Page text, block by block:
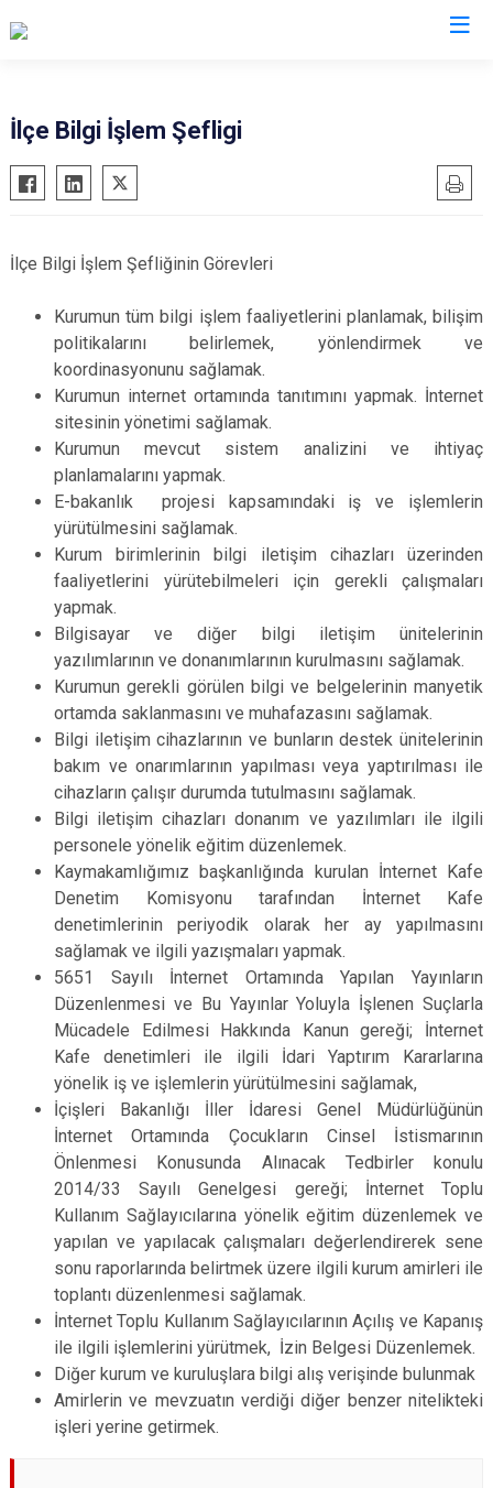
Alpu
Beylikova
Günyüzü
Mahmudiye
Seyitgazi
Sivrihisar
Odunpazarı
Tepebaşı
İlçe Bilgi İşlem Şefligi
İlçe Bilgi İşlem Şefliğinin Görevleri
Kurumun tüm bilgi işlem faaliyetlerini planlamak, bilişim
politikalarını belirlemek, yönlendirmek ve
koordinasyonunu sağlamak.
Kurumun internet ortamında tanıtımını yapmak. İnternet
sitesinin yönetimi sağlamak.
Kurumun mevcut sistem analizini ve ihtiyaç
planlamalarını yapmak.
E-bakanlık projesi kapsamındaki iş ve işlemlerin
yürütülmesini sağlamak.
Kurum birimlerinin bilgi iletişim cihazları üzerinden
faaliyetlerini yürütebilmeleri için gerekli çalışmaları
yapmak.
Bilgisayar ve diğer bilgi iletişim ünitelerinin
yazılımlarının ve donanımlarının kurulmasını sağlamak.
Kurumun gerekli görülen bilgi ve belgelerinin manyetik
ortamda saklanmasını ve muhafazasını sağlamak.
Bilgi iletişim cihazlarının ve bunların destek ünitelerinin
bakım ve onarımlarının yapılması veya yaptırılması ile
cihazların çalışır durumda tutulmasını sağlamak.
Bilgi iletişim cihazları donanım ve yazılımları ile ilgili
personele yönelik eğitim düzenlemek.
Kaymakamlığımız başkanlığında kurulan İnternet Kafe
Denetim Komisyonu tarafından İnternet Kafe
denetimlerinin periyodik olarak her ay yapılmasını
sağlamak ve ilgili yazışmaları yapmak.
5651 Sayılı İnternet Ortamında Yapılan Yayınların
Düzenlenmesi ve Bu Yayınlar Yoluyla İşlenen Suçlarla
Mücadele Edilmesi Hakkında Kanun gereği; İnternet
Kafe denetimleri ile ilgili İdari Yaptırım Kararlarına
yönelik iş ve işlemlerin yürütülmesini sağlamak,
İçişleri Bakanlığı İller İdaresi Genel Müdürlüğünün
İnternet Ortamında Çocukların Cinsel İstismarının
Önlenmesi Konusunda Alınacak Tedbirler konulu
2014/33 Sayılı Genelgesi gereği; İnternet Toplu
Kullanım Sağlayıcılarına yönelik eğitim düzenlemek ve
yapılan ve yapılacak çalışmaları değerlendirerek sene
sonu raporlarında belirtmek üzere ilgili kurum amirleri ile
toplantı düzenlenmesi sağlamak.
İnternet Toplu Kullanım Sağlayıcılarının Açılış ve Kapanış
ile ilgili işlemlerini yürütmek, İzin Belgesi Düzenlemek.
Diğer kurum ve kuruluşlara bilgi alış verişinde bulunmak
Amirlerin ve mevzuatın verdiği diğer benzer nitelikteki
işleri yerine getirmek.